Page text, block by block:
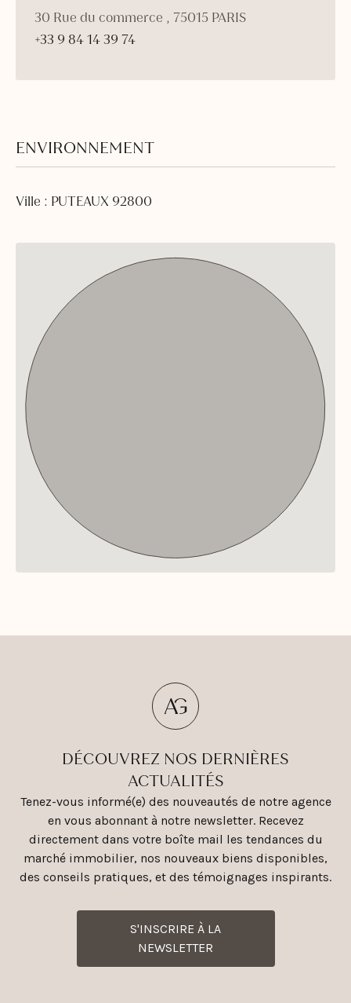
30 Rue du commerce , 75015 PARIS
+33 9 84 14 39 74
ENVIRONNEMENT
Ville : PUTEAUX 92800
DÉCOUVREZ NOS DERNIÈRES
ACTUALITÉS
Tenez-vous informé(e) des nouveautés de notre agence
en vous abonnant à notre newsletter. Recevez
directement dans votre boîte mail les tendances du
marché immobilier, nos nouveaux biens disponibles,
des conseils pratiques, et des témoignages inspirants.
S'INSCRIRE À LA
NEWSLETTER